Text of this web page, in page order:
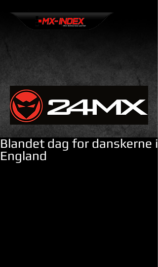
Blandet dag for danskerne i
England